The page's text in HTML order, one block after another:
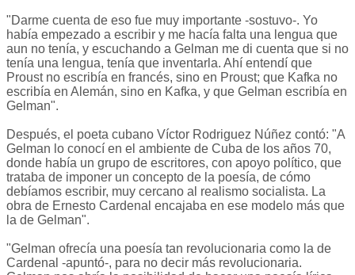
"Darme cuenta de eso fue muy importante -sostuvo-. Yo
había empezado a escribir y me hacía falta una lengua que
aun no tenía, y escuchando a Gelman me di cuenta que si no
tenía una lengua, tenía que inventarla. Ahí entendí que
Proust no escribía en francés, sino en Proust; que Kafka no
escribía en Alemán, sino en Kafka, y que Gelman escribía en
Gelman".
Después, el poeta cubano Víctor Rodriguez Núñez contó: "A
Gelman lo conocí en el ambiente de Cuba de los años 70,
donde había un grupo de escritores, con apoyo político, que
trataba de imponer un concepto de la poesía, de cómo
debíamos escribir, muy cercano al realismo socialista. La
obra de Ernesto Cardenal encajaba en ese modelo más que
la de Gelman".
"Gelman ofrecía una poesía tan revolucionaria como la de
Cardenal -apuntó-, para no decir más revolucionaria.